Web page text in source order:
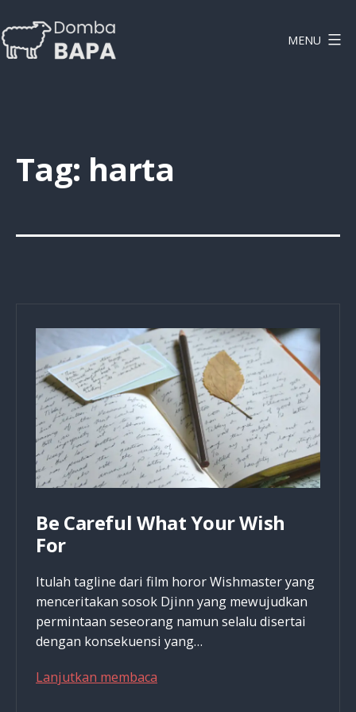
ke
konten
MENU
Tag: harta
Be Careful What Your Wish
For
Itulah tagline dari film horor Wishmaster yang
menceritakan sosok Djinn yang mewujudkan
permintaan seseorang namun selalu disertai
dengan konsekuensi yang…
Lanjutkan membaca